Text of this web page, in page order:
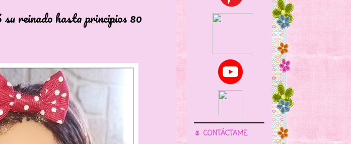
principios 80
🌷 CONTÁCTAME